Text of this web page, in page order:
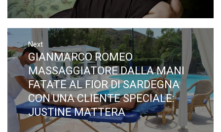
Next
Next
post:
GIANMARCO ROMEO
MASSAGGIATORE DALLA MANI
FATATE AL FIOR DI SARDEGNA
CON UNA CLIENTE SPECIALE:
JUSTINE MATTERA